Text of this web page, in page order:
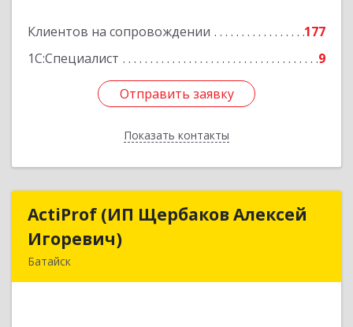
Клиентов на сопровождении
177
1С:Специалист
9
Отправить заявку
Показать контакты
Отправить заявку
Назад
ActiProf (ИП Щербаков Алексей
Игоревич)
Батайск
ActiProf (ИП Щербаков Алексей